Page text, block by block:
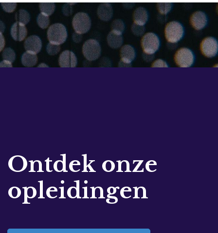
Ontdek onze
opleidingen